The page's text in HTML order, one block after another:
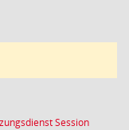
Session(Wird in